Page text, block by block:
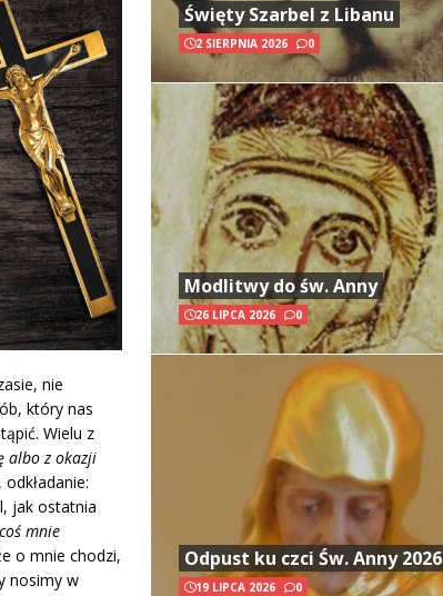
nie
który nas
Wielu z
albo z okazji
jak ostatnia
mnie
o mnie chodzi,
nosimy w
Święty Szarbel z Libanu
2 SIERPNIA 2026 0
Modlitwy do św. Anny
26 LIPCA 2026 0
Odpust ku czci Św. Anny 2026
19 LIPCA 2026 0